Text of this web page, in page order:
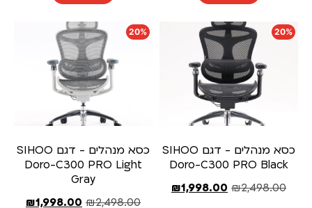
20%
כסא מנהלים - דגם SIHOO
Doro-C300 PRO Black
₪2,498.00
₪1,998.00
20%
כסא מנהלים - דגם SIHOO
Doro-C300 PRO Light
Gray
₪2,498.00
₪1,998.00